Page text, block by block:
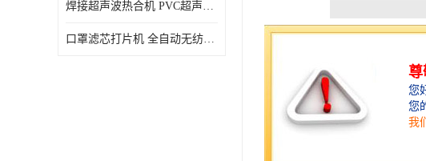
焊接超声波热合机 PVC超声波焊接机 无纺布超声波设备
口罩滤芯打片机 全自动无纺布压花压标设备 多层料复合机